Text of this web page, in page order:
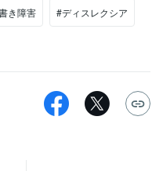
き障害 #ディスレクシア